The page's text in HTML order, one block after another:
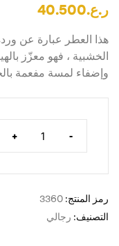
ر.ع.40.500
هذا العطر عبارة عن
الخشبية ، فهو معزّز
وإضفاء لمسة مفعمة
-
+
رمز المنتج: 3360
التصنيف: رجالي